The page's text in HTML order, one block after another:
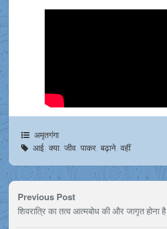
अमृतगंगा
आई, क्या, जीव, पाकर, बढ़ाने, वहीं
Previous Post
शिवरात्रि का तत्व आत्मबोध की और जागृत होना है